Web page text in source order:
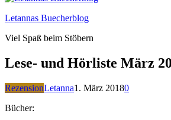
Letannas Buecherblog
Viel Spaß beim Stöbern
Lese- und Hörliste März
RezensionLetanna1. März 20180
Bücher: